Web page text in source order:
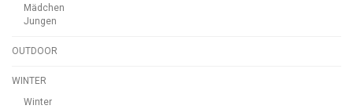
Mädchen
Jungen
OUTDOOR
WINTER
Winter